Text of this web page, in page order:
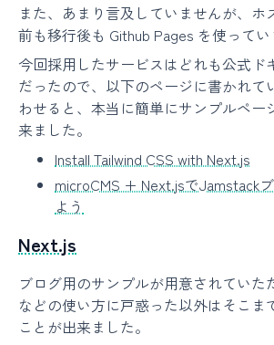
また、あまり言及していませんが、ホ
前も移行後も Github Pages を使ってい
今回採用したサービスはどれも公式ド
だったので、以下のページに書かれて
わせると、本当に簡単にサンプルペー
来ました。
Install Tailwind CSS with Next.js
microCMS + Next.jsでJamstack
よう
Next.js
ブログ用のサンプルが用意されていた
などの使い方に戸惑った以外はそこま
ことが出来ました。